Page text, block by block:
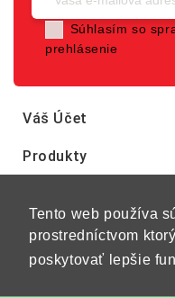
Tento web používa
prostredníctvom
poskytovať lepšie
Súhlasím so
prehlásenie
Váš Účet
Produkty